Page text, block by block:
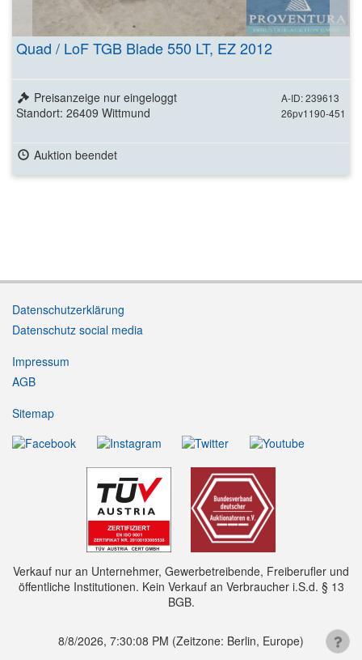
Quad / LoF TGB Blade 550 LT, EZ 2012
A-ID: 239613
26pv1190-451
Preisanzeige nur eingeloggt
Standort: 26409 Wittmund
Auktion beendet
Datenschutzerklärung
Datenschutz social media
Impressum
AGB
Sitemap
Verkauf nur an Unternehmer, Gewerbetreibende, Freiberufler und
öffentliche Institutionen. Kein Verkauf an Verbraucher i.S.d. § 13
BGB.
8/8/2026, 7:30:08 PM (Zeitzone: Berlin, Europe)